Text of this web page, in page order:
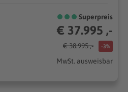
Superpreis
€ 37.995 ,-
€ 38.995 ,- -3%
MwSt. ausweisbar